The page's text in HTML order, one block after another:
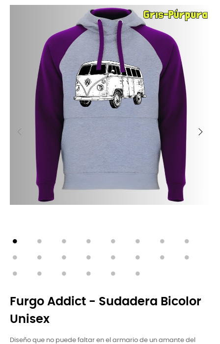
Furgo Addict - Sudadera Bicolor
Unisex
Diseño que no puede faltar en el armario de un amante del